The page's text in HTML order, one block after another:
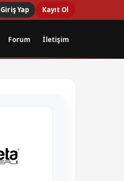
Giriş Yap Kayıt Ol
Forum İletişim